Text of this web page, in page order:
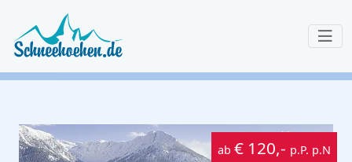
ab € 120,- p.P. p.N